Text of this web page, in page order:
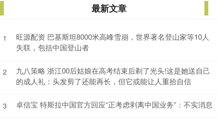
最新文章
1
旺源配资 巴基斯坦8000米高峰雪崩，世界著名登山家等10人
失联，包括中国登山者
2
九八策略 浙江00后姑娘在高考结束后剃了光头!这是她送自己
的成人礼：头发剪了还能再长，但它或能让人重拾自信
3 卓信宝 特斯拉中国官方回应“正考虑剥离中国业务”：不实消息